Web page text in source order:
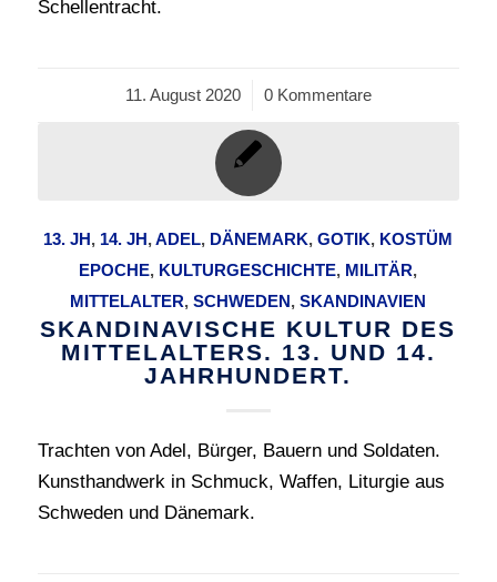
Schellentracht.
11. August 2020
/ 0 Kommentare
13. JH, 14. JH,ADEL, DÄNEMARK,GOTIK, KOSTÜM
EPOCHE, KULTURGESCHICHTE, MILITÄR,
MITTELALTER,SCHWEDEN,SKANDINAVIEN
SKANDINAVISCHE KULTUR DES
MITTELALTERS. 13. UND 14.
JAHRHUNDERT.
Trachten von Adel, Bürger, Bauern und Soldaten.
Kunsthandwerk in Schmuck, Waffen, Liturgie aus
Schweden und Dänemark.